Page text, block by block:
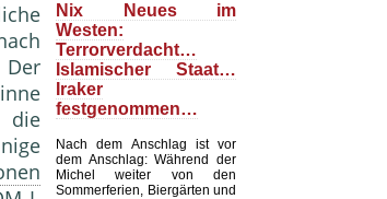
die
Nix Neues im
Westen:
Terrorverdacht…
Islamischer Staat…
Iraker
festgenommen…
Nach dem Anschlag ist vor
dem Anschlag: Während der
Michel weiter von den
Sommerferien, Biergärten und